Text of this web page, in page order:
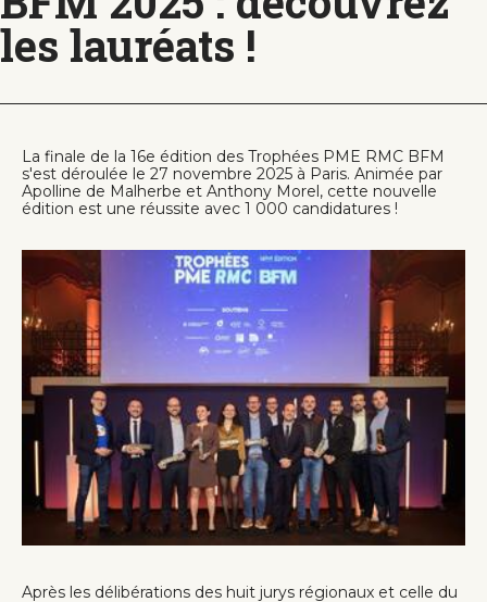
les lauréats !
La finale de la 16e édition des Trophées PME RMC BFM
s'est déroulée le 27 novembre 2025 à Paris. Animée par
Apolline de Malherbe et Anthony Morel, cette nouvelle
édition est une réussite avec 1 000 candidatures !
Après les délibérations des huit jurys régionaux et celle du